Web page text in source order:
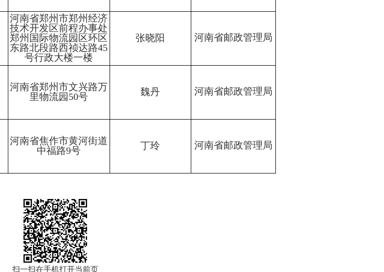
河南省郑州市郑州经济
技术开发区前程办事处
郑州国际物流园区环区
东路北段路西祯达路45
号行政大楼一楼
张晓阳 河南省邮政管理局
河南省郑州市文兴路万
里物流园50号 魏丹 河南省邮政管理局
河南省焦作市黄河街道
中福路9号 丁玲 河南省邮政管理局
扫一扫在手机打开当前页